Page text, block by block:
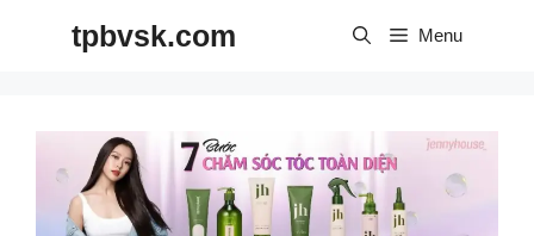
tpbvsk.com Menu